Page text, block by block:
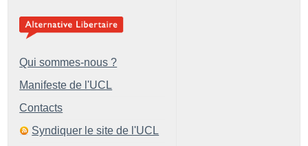
Qui sommes-nous ?
Manifeste de l'UCL
Contacts
Syndiquer le site de l'UCL